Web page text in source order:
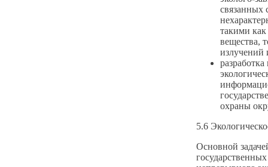
связанных
такими как
вещества,
излучений
охраны
5.6
Основной